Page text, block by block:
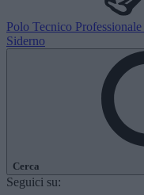
Polo Tecnico Professionale
Siderno
Cerca
Seguici su: